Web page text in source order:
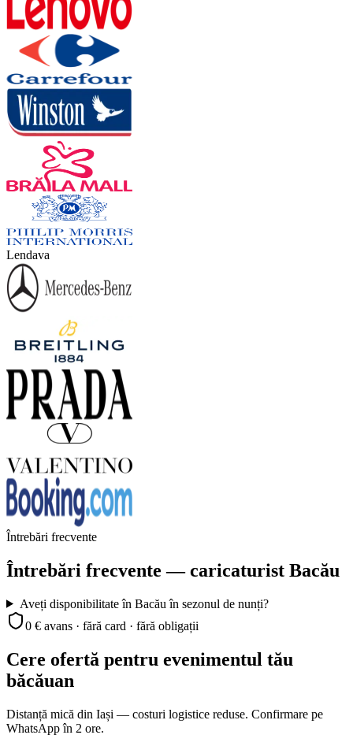
Lendava
Întrebări frecvente
Întrebări frecvente — caricaturist Bacău
Aveți disponibilitate în Bacău în sezonul de nunți?
0 € avans · fără card · fără obligații
Cere ofertă pentru evenimentul tău
băcăuan
Distanță mică din Iași — costuri logistice reduse. Confirmare pe
WhatsApp în 2 ore.